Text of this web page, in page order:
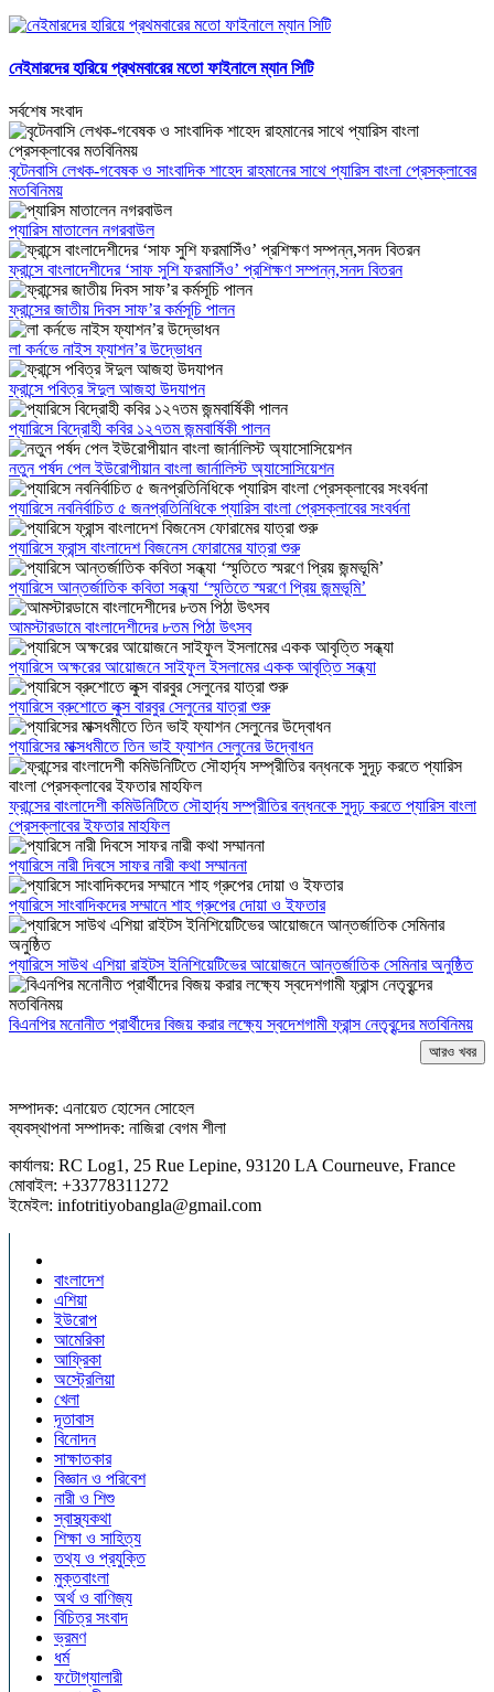
নেইমারদের হারিয়ে প্রথমবারের মতো ফাইনালে ম্যান সিটি
সর্বশেষ সংবাদ
বৃটেনবাসি লেখক-গবেষক ও সাংবাদিক শাহেদ রাহমানের সাথে প্যারিস বাংলা প্রেসক্লাবের
মতবিনিময়
প্যারিস মাতালেন নগরবাউল
ফ্রান্সে বাংলাদেশীদের ‘সাফ সুশি ফরমাসিঁও’ প্রশিক্ষণ সম্পন্ন,সনদ বিতরন
ফ্রান্সের জাতীয় দিবস সাফ’র কর্মসূচি পালন
লা কর্নভে নাইস ফ্যাশন’র উদ্ভোধন
ফ্রান্সে পবিত্র ঈদুল আজহা উদযাপন
প্যারিসে বিদ্রোহী কবির ১২৭তম জন্মবার্ষিকী পালন
নতুন পর্ষদ পেল ইউরোপীয়ান বাংলা জার্নালিস্ট অ্যাসোসিয়েশন
প্যারিসে নবনির্বাচিত ৫ জনপ্রতিনিধিকে প্যারিস বাংলা প্রেসক্লাবের সংবর্ধনা
প্যারিসে ফ্রান্স বাংলাদেশ বিজনেস ফোরামের যাত্রা শুরু
প্যারিসে আন্তর্জাতিক কবিতা সন্ধ্যা ‘স্মৃতিতে স্মরণে প্রিয় জন্মভূমি’
আমস্টারডামে বাংলাদেশীদের ৮তম পিঠা উৎসব
প্যারিসে অক্ষরের আয়োজনে সাইফুল ইসলামের একক আবৃত্তি সন্ধ্যা
প্যারিসে ব্রুশোতে লুক্স বারবুর সেলুনের যাত্রা শুরু
প্যারিসের মাক্সধমীতে তিন ভাই ফ্যাশন সেলুনের উদ্বোধন
ফ্রান্সের বাংলাদেশী কমিউনিটিতে সৌহার্দ্য সম্প্রীতির বন্ধনকে সুদূঢ় করতে প্যারিস বাংলা
প্রেসক্লাবের ইফতার মাহফিল
প্যারিসে নারী দিবসে সাফর নারী কথা সম্মাননা
প্যারিসে সাংবাদিকদের সম্মানে শাহ গ্রুপের দোয়া ও ইফতার
প্যারিসে সাউথ এশিয়া রাইটস ইনিশিয়েটিভের আয়োজনে আন্তর্জাতিক সেমিনার অনুষ্ঠিত
বিএনপির মনোনীত প্রার্থীদের বিজয় করার লক্ষ্যে স্বদেশগামী ফ্রান্স নেতৃবৃন্দের মতবিনিময়
আরও খবর
সম্পাদক: এনায়েত হোসেন সোহেল
ব্যবস্থাপনা সম্পাদক: নাজিরা বেগম শীলা
কার্যালয়: RC Log1, 25 Rue Lepine, 93120 LA Courneuve, France
মোবাইল: +33778311272
ইমেইল: infotritiyobangla@gmail.com
বাংলাদেশ
এশিয়া
ইউরোপ
আমেরিকা
আফ্রিকা
অস্ট্রেলিয়া
খেলা
দূতাবাস
বিনোদন
সাক্ষাতকার
বিজ্ঞান ও পরিবেশ
নারী ও শিশু
স্বাস্থ্যকথা
শিক্ষা ও সাহিত্য
তথ্য ও প্রযুক্তি
মুক্তবাংলা
অর্থ ও বাণিজ্য
বিচিত্র সংবাদ
ভ্রমণ
ধর্ম
ফটোগ্যালারী